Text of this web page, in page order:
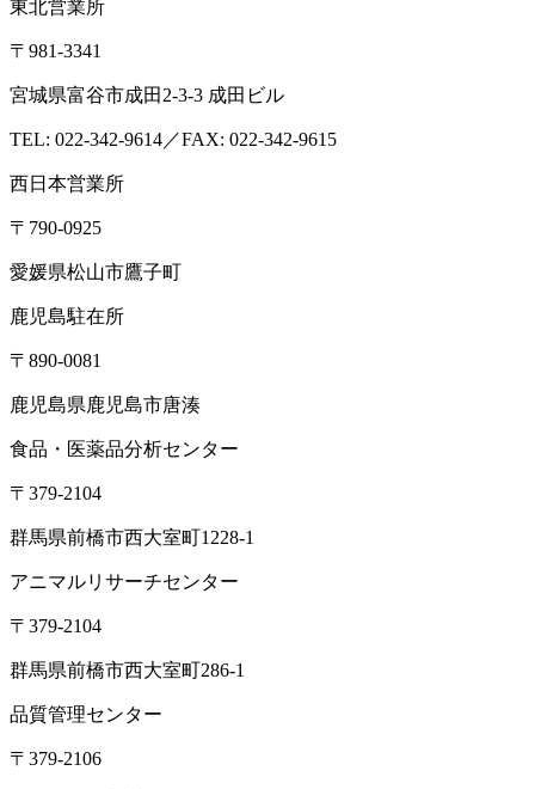
東北営業所
〒981-3341
宮城県富谷市成田2-3-3 成田ビル
TEL: 022-342-9614／FAX: 022-342-9615
西日本営業所
〒790-0925
愛媛県松山市鷹子町
鹿児島駐在所
〒890-0081
鹿児島県鹿児島市唐湊
食品・医薬品分析センター
〒379-2104
群馬県前橋市西大室町1228-1
アニマルリサーチセンター
〒379-2104
群馬県前橋市西大室町286-1
品質管理センター
〒379-2106